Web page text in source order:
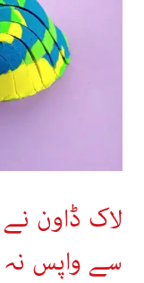
لاک ڈاون
سے واپس